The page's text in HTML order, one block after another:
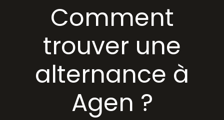
Comment
trouver une
alternance à
Agen ?